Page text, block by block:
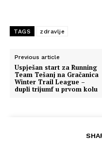
TAGS zdravlje
Previous article
Uspješan start za Running
Team Tešanj na Gračanica
Winter Trail League –
dupli trijumf u prvom kolu